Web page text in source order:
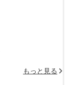
もっと見る